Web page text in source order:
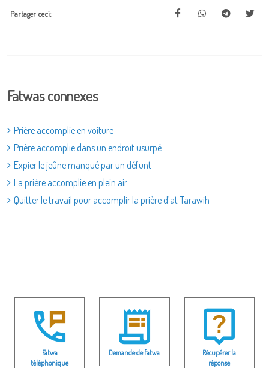
Partager ceci:
Fatwas connexes
Prière accomplie en voiture
Prière accomplie dans un endroit usurpé
Expier le jeûne manqué par un défunt
La prière accomplie en plein air
Quitter le travail pour accomplir la prière d’at-Tarawih
Fatwa
téléphonique
Demande de fatwa
Récupérer la
réponse